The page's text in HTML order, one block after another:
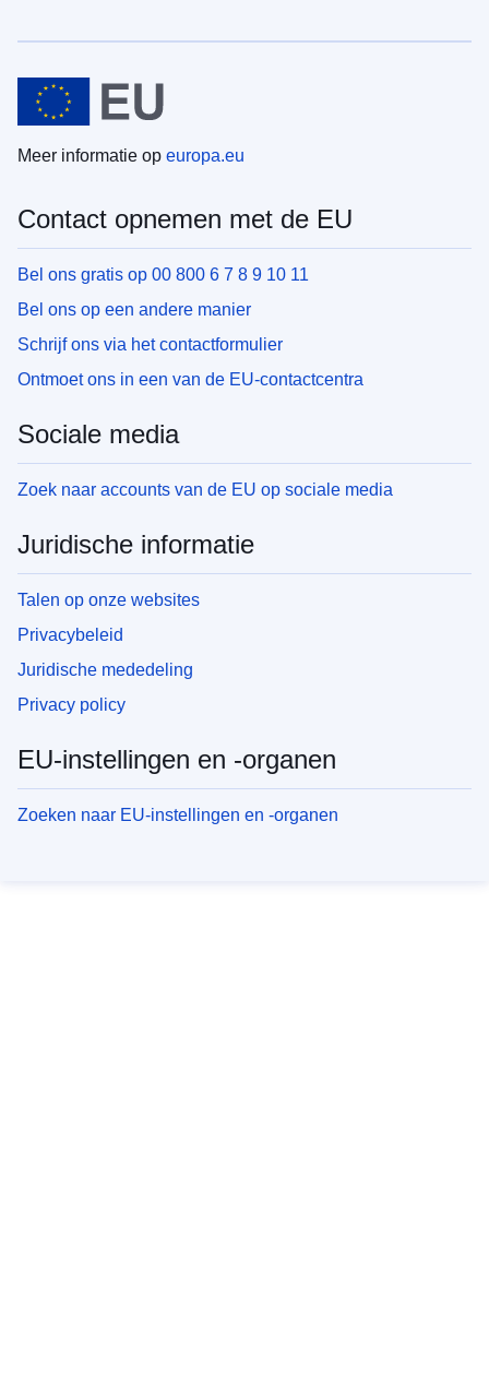
Meer informatie op europa.eu
Contact opnemen met de EU
Bel ons gratis op 00 800 6 7 8 9 10 11
Bel ons op een andere manier
Schrijf ons via het contactformulier
Ontmoet ons in een van de EU-contactcentra
Sociale media
Zoek naar accounts van de EU op sociale media
Juridische informatie
Talen op onze websites
Privacybeleid
Juridische mededeling
Privacy policy
EU-instellingen en -organen
Zoeken naar EU-instellingen en -organen